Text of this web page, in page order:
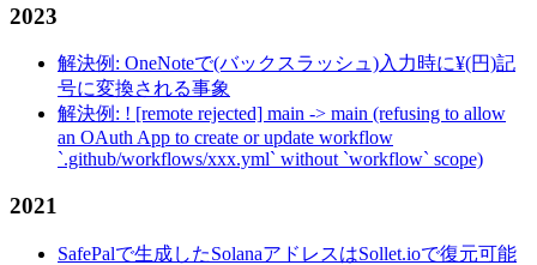
2023
解決例: OneNoteで(バックスラッシュ)入力時に¥(円)記
号に変換される事象
解決例: ! [remote rejected] main -> main (refusing to allow
an OAuth App to create or update workflow
`.github/workflows/xxx.yml` without `workflow` scope)
2021
SafePalで生成したSolanaアドレスはSollet.ioで復元可能